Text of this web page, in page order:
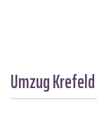
Umzug Krefeld